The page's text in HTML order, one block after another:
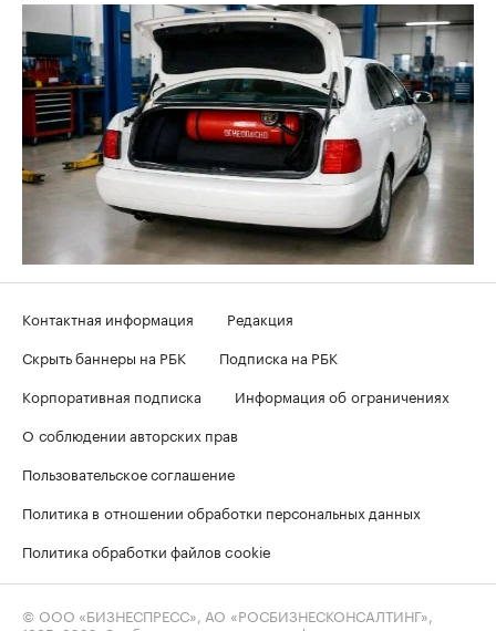
Контактная информация
Редакция
Скрыть баннеры на РБК
Подписка на РБК
Корпоративная подписка
Информация об ограничениях
О соблюдении авторских прав
Пользовательское соглашение
Политика в отношении обработки персональных данных
Политика обработки файлов cookie
© ООО «БИЗНЕСПРЕСС», АО «РОСБИЗНЕСКОНСАЛТИНГ»,